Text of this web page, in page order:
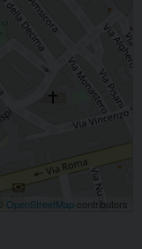
OpenStreetMap contributors